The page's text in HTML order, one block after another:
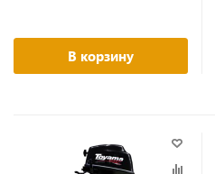
В корзину